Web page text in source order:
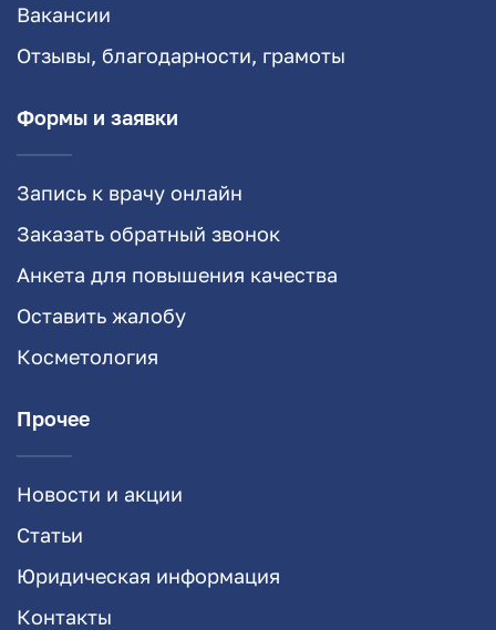
Вакансии
Отзывы, благодарности, грамоты
Формы и заявки
Запись к врачу онлайн
Заказать обратный звонок
Анкета для повышения качества
Оставить жалобу
Косметология
Прочее
Новости и акции
Статьи
Юридическая информация
Контакты